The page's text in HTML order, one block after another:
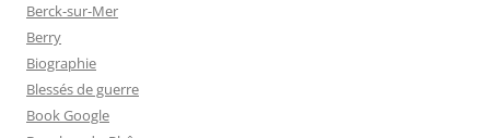
Berck-sur-Mer
Berry
Biographie
Blessés de guerre
Book Google